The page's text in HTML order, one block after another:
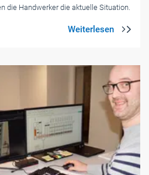
die Handwerker die aktuelle Situation.